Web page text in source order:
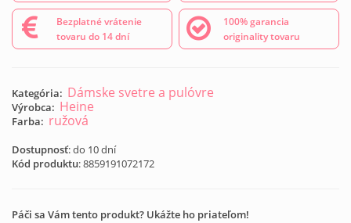
Bezplatné vrátenie
tovaru do 14 dní
100% garancia
originality tovaru
Kategória: Dámske svetre a pulóvre
Výrobca: Heine
Farba: ružová
Dostupnosť: do 10 dní
Kód produktu:8859191072172
Páči sa Vám tento produkt? Ukážte ho priateľom!